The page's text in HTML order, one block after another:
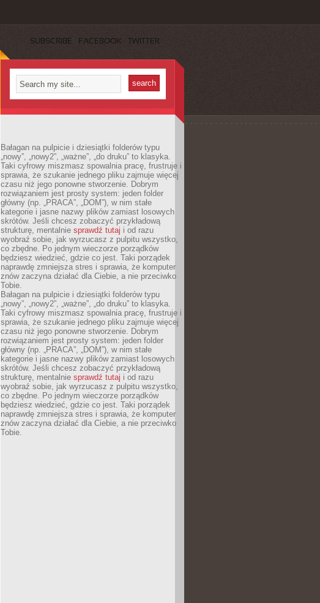
SUBSCRIBE FACEBOOK TWITTER
Bałagan na pulpicie i dziesiątki folderów typu
„nowy”, „nowy2”, „ważne”, „do druku” to klasyka.
Taki cyfrowy miszmasz spowalnia pracę, frustruje i
sprawia, że szukanie jednego pliku zajmuje więcej
czasu niż jego ponowne stworzenie. Dobrym
rozwiązaniem jest prosty system: jeden folder
główny (np. „PRACA”, „DOM”), w nim stałe
kategorie i jasne nazwy plików zamiast losowych
skrótów. Jeśli chcesz zobaczyć przykładową
strukturę, mentalnie sprawdź tutaj i od razu
wyobraź sobie, jak wyrzucasz z pulpitu wszystko,
co zbędne. Po jednym wieczorze porządków
będziesz wiedzieć, gdzie co jest. Taki porządek
naprawdę zmniejsza stres i sprawia, że komputer
znów zaczyna działać dla Ciebie, a nie przeciwko
Tobie.
Bałagan na pulpicie i dziesiątki folderów typu
„nowy”, „nowy2”, „ważne”, „do druku” to klasyka.
Taki cyfrowy miszmasz spowalnia pracę, frustruje i
sprawia, że szukanie jednego pliku zajmuje więcej
czasu niż jego ponowne stworzenie. Dobrym
rozwiązaniem jest prosty system: jeden folder
główny (np. „PRACA”, „DOM”), w nim stałe
kategorie i jasne nazwy plików zamiast losowych
skrótów. Jeśli chcesz zobaczyć przykładową
strukturę, mentalnie sprawdź tutaj i od razu
wyobraź sobie, jak wyrzucasz z pulpitu wszystko,
co zbędne. Po jednym wieczorze porządków
będziesz wiedzieć, gdzie co jest. Taki porządek
naprawdę zmniejsza stres i sprawia, że komputer
znów zaczyna działać dla Ciebie, a nie przeciwko
Tobie.